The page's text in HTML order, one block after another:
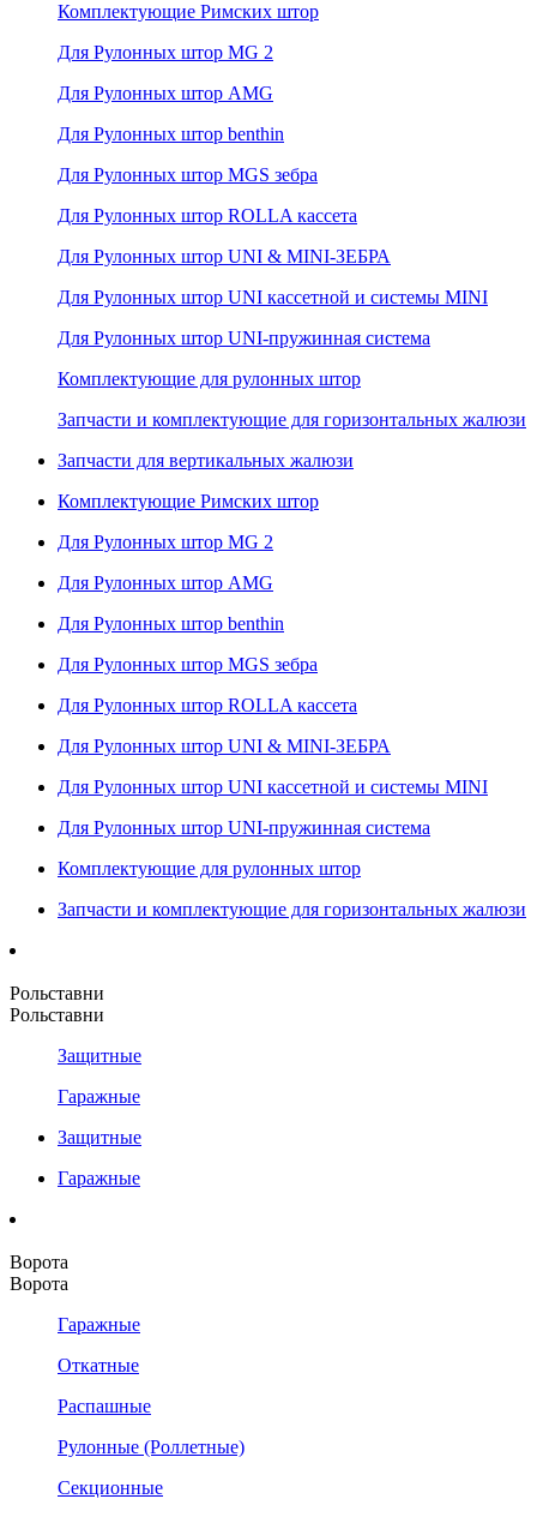
Комплектующие Римских штор
Для Рулонных штор MG 2
Для Рулонных штор AMG
Для Рулонных штор benthin
Для Рулонных штор MGS зебра
Для Рулонных штор ROLLA кассета
Для Рулонных штор UNI & MINI-ЗЕБРА
Для Рулонных штор UNI кассетной и системы MINI
Для Рулонных штор UNI-пружинная система
Комплектующие для рулонных штор
Запчасти и комплектующие для горизонтальных жалюзи
Запчасти для вертикальных жалюзи
Комплектующие Римских штор
Для Рулонных штор MG 2
Для Рулонных штор AMG
Для Рулонных штор benthin
Для Рулонных штор MGS зебра
Для Рулонных штор ROLLA кассета
Для Рулонных штор UNI & MINI-ЗЕБРА
Для Рулонных штор UNI кассетной и системы MINI
Для Рулонных штор UNI-пружинная система
Комплектующие для рулонных штор
Запчасти и комплектующие для горизонтальных жалюзи
Рольставни
Рольставни
Защитные
Гаражные
Защитные
Гаражные
Ворота
Ворота
Гаражные
Откатные
Распашные
Рулонные (Роллетные)
Секционные